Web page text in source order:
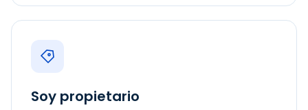
Soy propietario